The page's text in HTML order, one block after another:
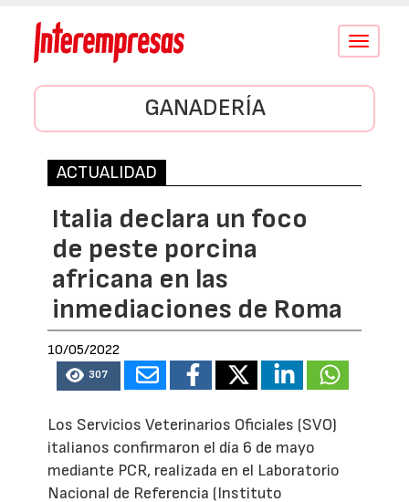
Conmutar
GANADERÍA
ACTUALIDAD
Italia declara un foco
de peste porcina
africana en las
inmediaciones de Roma
10/05/2022
307
Los Servicios Veterinarios Oficiales (SVO)
italianos confirmaron el día 6 de mayo
mediante PCR, realizada en el Laboratorio
Nacional de Referencia (Instituto